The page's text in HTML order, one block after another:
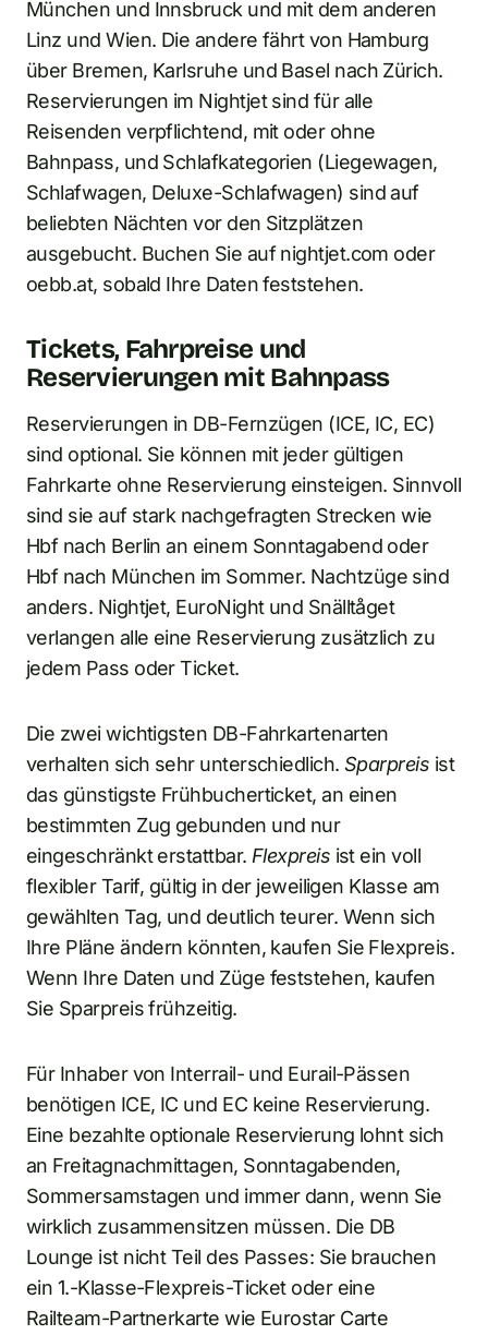
München und Innsbruck und mit dem anderen
Linz und Wien. Die andere fährt von Hamburg
über Bremen, Karlsruhe und Basel nach Zürich.
Reservierungen im Nightjet sind für alle
Reisenden verpflichtend, mit oder ohne
Bahnpass, und Schlafkategorien (Liegewagen,
Schlafwagen, Deluxe-Schlafwagen) sind auf
beliebten Nächten vor den Sitzplätzen
ausgebucht. Buchen Sie auf nightjet.com oder
oebb.at, sobald Ihre Daten feststehen.
Tickets, Fahrpreise und
Reservierungen mit Bahnpass
Reservierungen in DB-Fernzügen (ICE, IC, EC)
sind optional. Sie können mit jeder gültigen
Fahrkarte ohne Reservierung einsteigen. Sinnvoll
sind sie auf stark nachgefragten Strecken wie
Hbf nach Berlin an einem Sonntagabend oder
Hbf nach München im Sommer. Nachtzüge sind
anders. Nightjet, EuroNight und Snälltåget
verlangen alle eine Reservierung zusätzlich zu
jedem Pass oder Ticket.
Die zwei wichtigsten DB-Fahrkartenarten
verhalten sich sehr unterschiedlich.Sparpreis ist
das günstigste Frühbucherticket, an einen
bestimmten Zug gebunden und nur
eingeschränkt erstattbar. Flexpreis ist ein voll
flexibler Tarif, gültig in der jeweiligen Klasse am
gewählten Tag, und deutlich teurer. Wenn sich
Ihre Pläne ändern könnten, kaufen Sie Flexpreis.
Wenn Ihre Daten und Züge feststehen, kaufen
Sie Sparpreis frühzeitig.
Für Inhaber von Interrail- und Eurail-Pässen
benötigen ICE, IC und EC keine Reservierung.
Eine bezahlte optionale Reservierung lohnt sich
an Freitagnachmittagen, Sonntagabenden,
Sommersamstagen und immer dann, wenn Sie
wirklich zusammensitzen müssen. Die DB
Lounge ist nicht Teil des Passes: Sie brauchen
ein 1.-Klasse-Flexpreis-Ticket oder eine
Railteam-Partnerkarte wie Eurostar Carte